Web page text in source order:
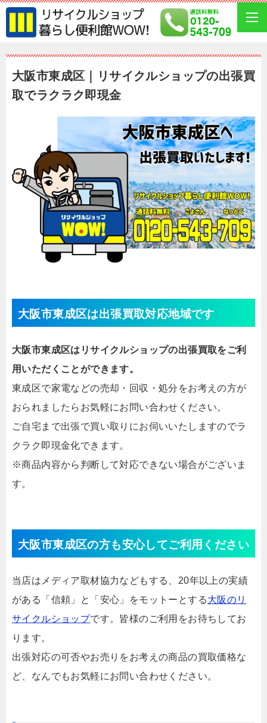
大阪市東成区｜リサイクルショップの出張買
取でラクラク即現金
大阪市東成区は出張買取対応地域です
大阪市東成区はリサイクルショップの出張買取をご利
用いただくことができます。
東成区で家電などの売却・回収・処分をお考えの方が
おられましたらお気軽にお問い合わせください。
ご自宅まで出張で買い取りにお伺いいたしますのでラ
クラク即現金化できます。
※商品内容から判断して対応できない場合がございま
す。
大阪市東成区の方も安心してご利用ください
当店はメディア取材協力などもする、20年以上の実績
がある「信頼」と「安心」をモットーとする大阪のリ
サイクルショップです。皆様のご利用をお待ちしてお
ります。
出張対応の可否やお売りをお考えの商品の買取価格な
ど、なんでもお気軽にお問い合わせください。